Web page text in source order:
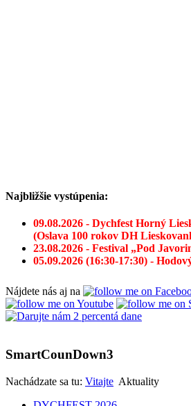
Najbližšie vystúpenia:
09.08.2026 - Dychfest Horný
(Oslava 100 rokov DH
23.08.2026 - Festival „Pod
05.09.2026 (16:30-17:30) -
Nájdete nás aj na
SmartCounDown3
Nachádzate sa tu: Vitajte Aktuality